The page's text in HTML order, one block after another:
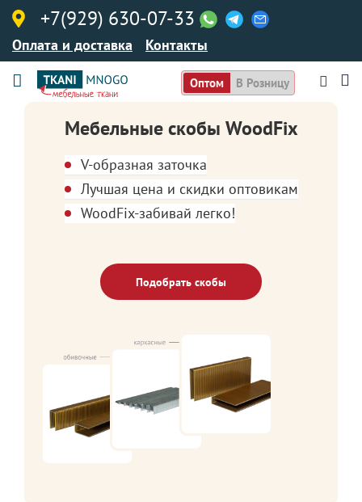
+7(929) 630-07-33
Оплата и доставка Контакты
Оптом В Розницу
Мебельные скобы WoodFix
V-образная заточка
Лучшая цена и скидки оптовикам
WoodFix-забивай легко!
Подобрать скобы